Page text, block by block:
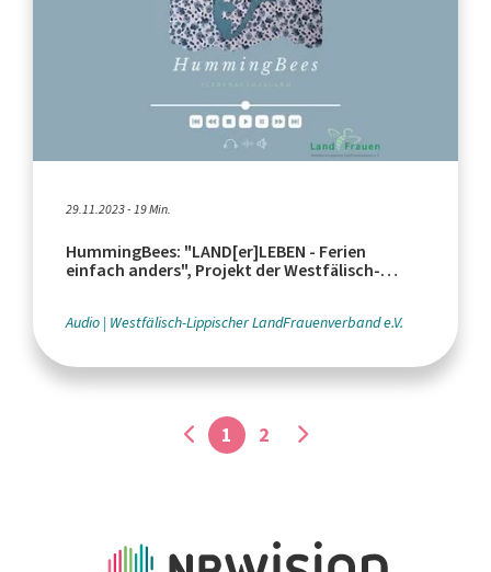
29.11.2023 - 19 Min.
HummingBees: "LAND[er]LEBEN - Ferien
einfach anders", Projekt der Westfälisch-
Audio Westfälisch-Lippischer LandFrauenverband e.V.
1 2